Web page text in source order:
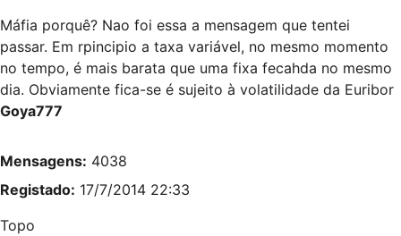
Máfia porquê? Nao foi essa a mensagem que tentei
passar. Em rpincipio a taxa variável, no mesmo momento
no tempo, é mais barata que uma fixa fecahda no mesmo
dia. Obviamente fica-se é sujeito à volatilidade da Euribor
Goya777
Mensagens: 4038
Registado: 17/7/2014 22:33
Topo